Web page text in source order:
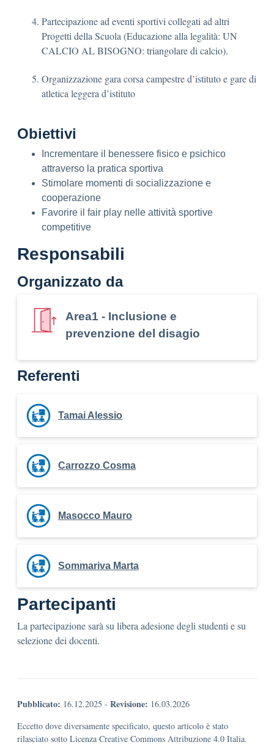
Partecipazione ad eventi sportivi collegati ad altri
Progetti della Scuola (Educazione alla legalità: UN
CALCIO AL BISOGNO: triangolare di calcio).
Organizzazione gara corsa campestre d’istituto e gare di
atletica leggera d’istituto
Obiettivi
Incrementare il benessere fisico e psichico
attraverso la pratica sportiva
Stimolare momenti di socializzazione e
cooperazione
Favorire il fair play nelle attività sportive
competitive
Responsabili
Organizzato da
Area1 - Inclusione e
prevenzione del disagio
Referenti
Tamai Alessio
Carrozzo Cosma
Masocco Mauro
Sommariva Marta
Partecipanti
La partecipazione sarà su libera adesione degli studenti e su
selezione dei docenti.
Pubblicato: 16.12.2025 - Revisione: 16.03.2026
Eccetto dove diversamente specificato, questo articolo è stato
rilasciato sotto Licenza Creative Commons Attribuzione 4.0 Italia.